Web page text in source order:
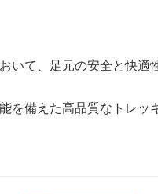
いて、足元の安全と快
備えた高品質なトレッ